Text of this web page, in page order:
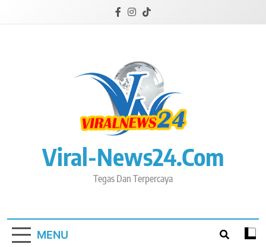
Viral-News24.com
Tegas Dan Terpercaya
MENU